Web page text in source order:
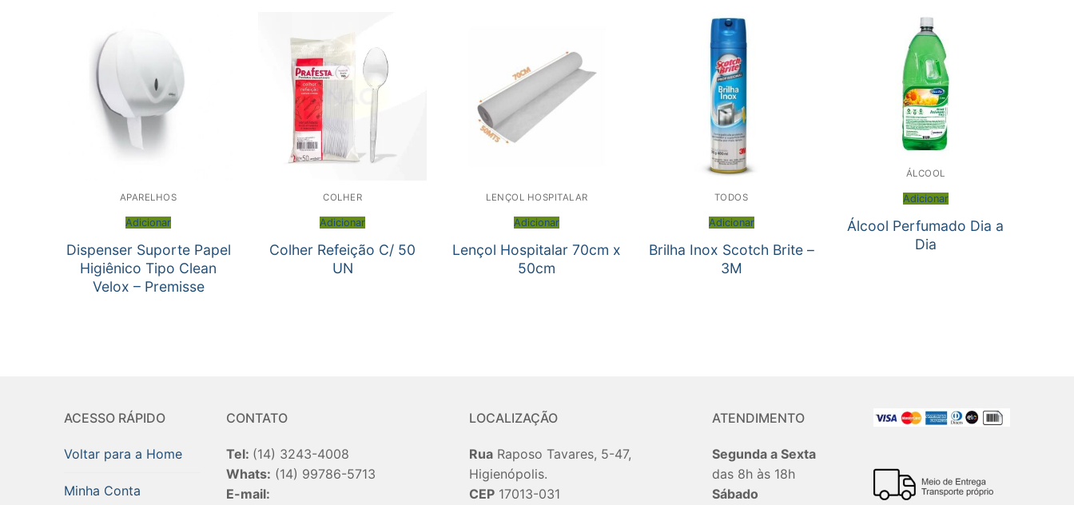
APARELHOS
Adicionar
Dispenser Suporte Papel
Higiênico Tipo Clean
Velox – Premisse
COLHER
Adicionar
Colher Refeição C/ 50
UN
LENÇOL HOSPITALAR
Adicionar
Lençol Hospitalar 70cm x
50cm
TODOS
Adicionar
Brilha Inox Scotch Brite –
3M
ÁLCOOL
Adicionar
Álcool Perfumado Dia a
Dia
ACESSO RÁPIDO
Voltar para a Home
Minha Conta
CONTATO
Tel: (14) 3243-4008
Whats: (14) 99786-5713
E-mail:
LOCALIZAÇÃO
RuaRaposo Tavares, 5-47,
Higienópolis.
CEP17013-031
ATENDIMENTO
Segunda a Sexta
das 8h às 18h
Sábado